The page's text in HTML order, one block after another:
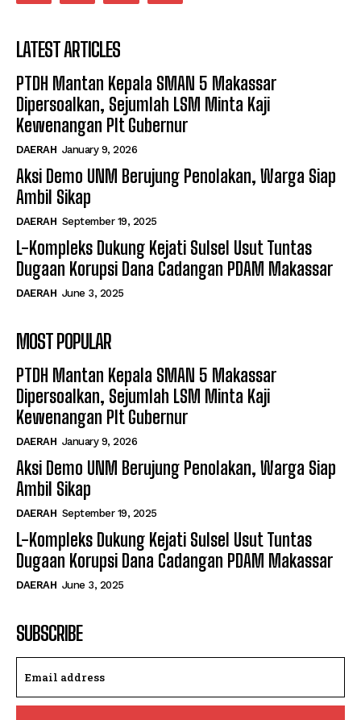
LATEST ARTICLES
PTDH Mantan Kepala SMAN 5 Makassar
Dipersoalkan, Sejumlah LSM Minta Kaji
Kewenangan Plt Gubernur
DAERAH January 9, 2026
Aksi Demo UNM Berujung Penolakan, Warga Siap
Ambil Sikap
DAERAH September 19, 2025
L-Kompleks Dukung Kejati Sulsel Usut Tuntas
Dugaan Korupsi Dana Cadangan PDAM Makassar
DAERAH June 3, 2025
MOST POPULAR
PTDH Mantan Kepala SMAN 5 Makassar
Dipersoalkan, Sejumlah LSM Minta Kaji
Kewenangan Plt Gubernur
DAERAH January 9, 2026
Aksi Demo UNM Berujung Penolakan, Warga Siap
Ambil Sikap
DAERAH September 19, 2025
L-Kompleks Dukung Kejati Sulsel Usut Tuntas
Dugaan Korupsi Dana Cadangan PDAM Makassar
DAERAH June 3, 2025
SUBSCRIBE